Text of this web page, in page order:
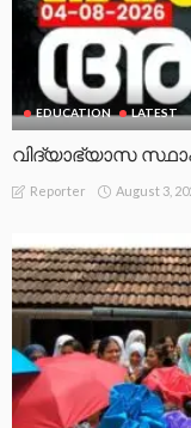
EDUCATION LATEST
വിദ്യാഭ്യാസ
Reporter August 3,